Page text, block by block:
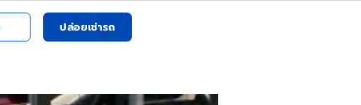
ปล่อยเช่ารถ